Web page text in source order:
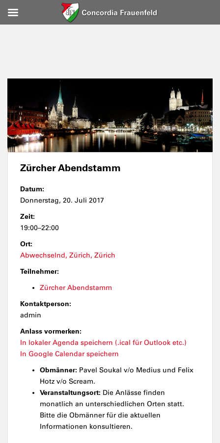
Zürcher Abendstamm
Datum:
Donnerstag, 20. Juli 2017
Zeit:
19:00–22:00
Ort:
Abwechselnd, Zürich, Zürich
Teilnehmer:
Zürcher Abendstamm
Kontaktperson:
admin
Anlass vormerken:
In lokaler Agenda speichern (.ical für Outlook etc.)
In Google Calendar speichern
Obmänner: Pavel Soukal v/o Medius und Felix
Hotz v/o Scream.
Veranstaltungsort: Die Anlässe finden
monatlich an unterschiedlichen Orten statt.
Bitte die Obmänner für die aktuellen
Informationen konsultieren.